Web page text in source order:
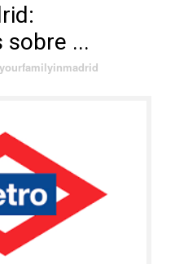
sobre ...
yourfamilyinmadrid